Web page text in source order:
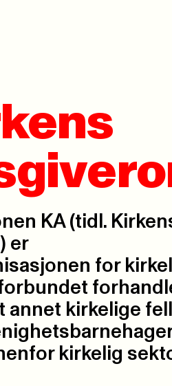
KA (tidl.
er
for
annet kirkelige
kirkelig